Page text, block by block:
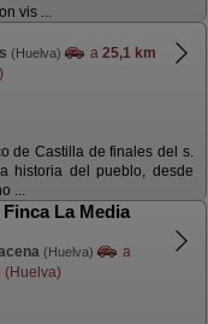
vis ...
(Huelva) a 25,1 km
de Castilla de finales del s.
historia del pueblo, desde
...
La Media
(Huelva)
a
(Huelva)